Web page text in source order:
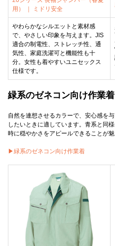
用） ｜ ミドリ安全
やわらかなシルエットと素材感
で、やさしい印象を与えます。JIS
適合の制電性、ストレッチ性、通
気性、家庭洗濯可と機能性も十
分。女性も着やすいユニセックス
仕様です。
緑系のゼネコン向け作業着
自然を連想させるカラーで、安心感を
したいときに適しています。青系と同
時に穏やかさをアピールできることが魅
▶緑系のゼネコン向け作業着